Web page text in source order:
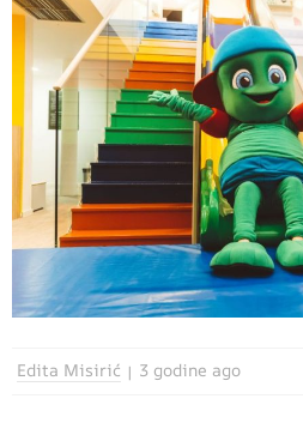
Edita Misirić 3 godine ago